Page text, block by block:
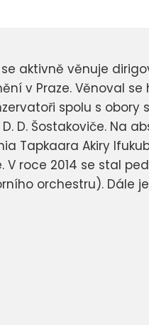
se aktivně věnuje
v Praze. Věnoval
spolu s obory
D. Šostakoviče. Na
Tapkaara Akiry
roce 2014 se stal
orchestru). Dále